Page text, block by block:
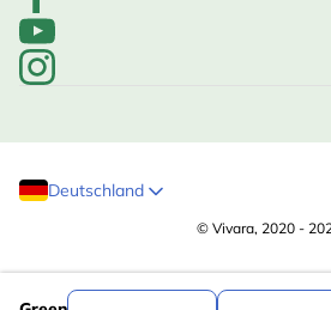
Deutschland
© Vivara, 2020 -